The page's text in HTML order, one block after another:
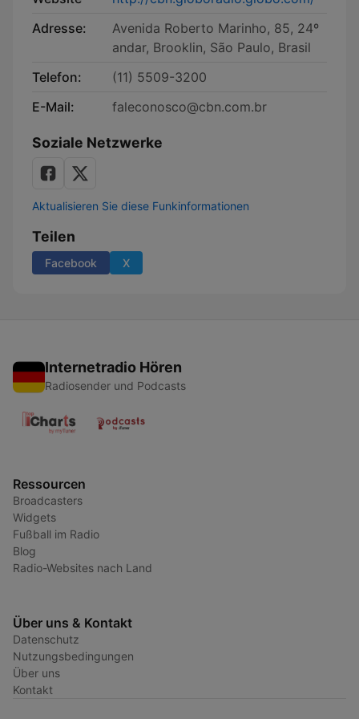
Adresse:
Avenida Roberto Marinho, 85, 24º
andar, Brooklin, São Paulo, Brasil
Telefon:
(11) 5509-3200
E-Mail:
faleconosco@cbn.com.br
Soziale Netzwerke
Aktualisieren Sie diese Funkinformationen
Teilen
Facebook X
Internetradio Hören
Radiosender und Podcasts
Ressourcen
Broadcasters
Widgets
Fußball im Radio
Blog
Radio-Websites nach Land
Über uns & Kontakt
Datenschutz
Nutzungsbedingungen
Über uns
Kontakt